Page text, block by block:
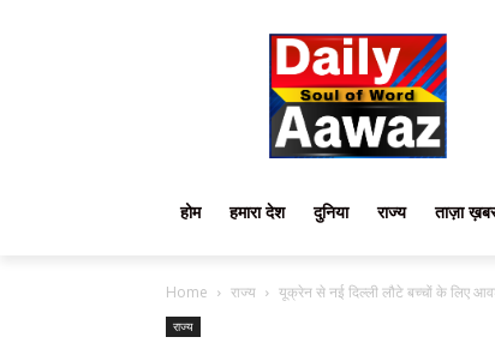
होम हमारा देश दुनिया राज्य ताज़ा
Home राज्य यूक्रेन से नई दिल्ली लौटे बच्चों के लिए
राज्य